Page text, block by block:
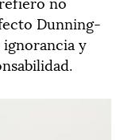
Dunning-
ignorancia y